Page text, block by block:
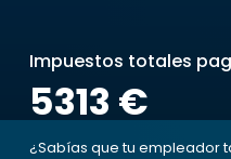
Impuestos totales
5313 €
¿Sabías que tu empleador